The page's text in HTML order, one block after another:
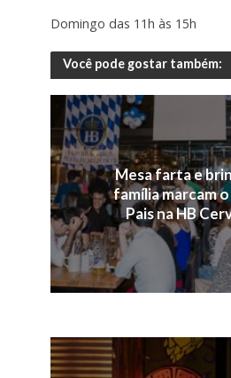
Domingo das 11h às 15h
Você pode gostar também:
Mesa farta e
família marcam
Pais na HB